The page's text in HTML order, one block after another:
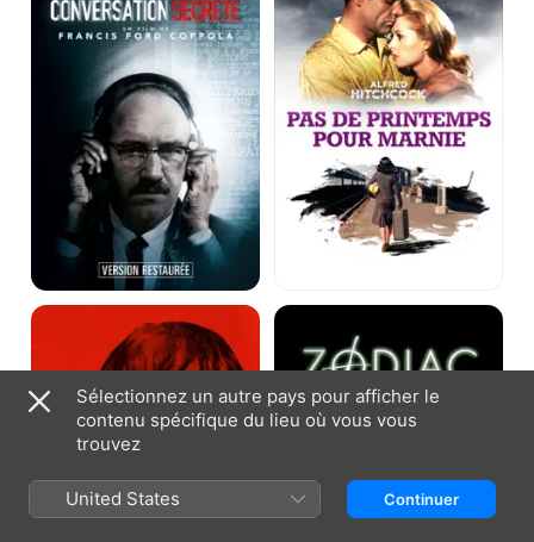
pour
Marnie
Psychose Zodiac
Sélectionnez un autre pays pour afficher le
contenu spécifique du lieu où vous vous
trouvez
United States Continuer